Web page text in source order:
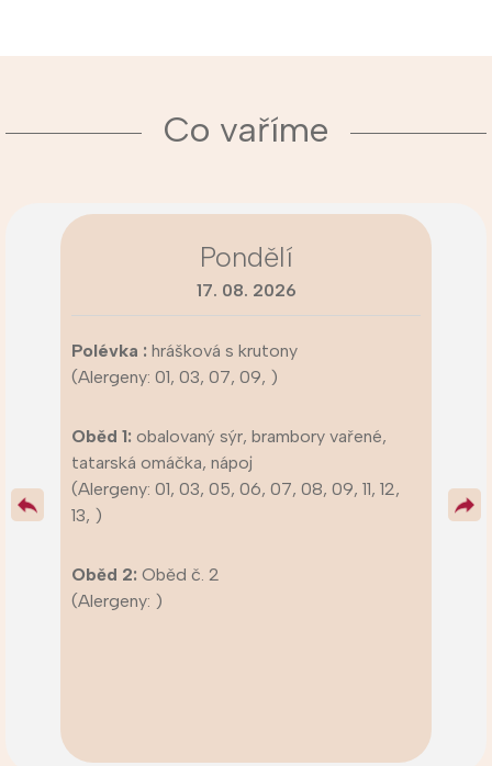
Co vaříme
Pondělí
17. 08. 2026
Polévka : hrášková s krutony
(Alergeny: 01, 03, 07, 09, )
Oběd 1: obalovaný sýr, brambory vařené,
tatarská omáčka, nápoj
(Alergeny: 01, 03, 05, 06, 07, 08, 09, 11, 12,
13, )
Oběd 2: Oběd č. 2
(Alergeny: )